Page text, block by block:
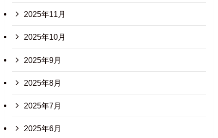
2025年11月
2025年10月
2025年9月
2025年8月
2025年7月
2025年6月